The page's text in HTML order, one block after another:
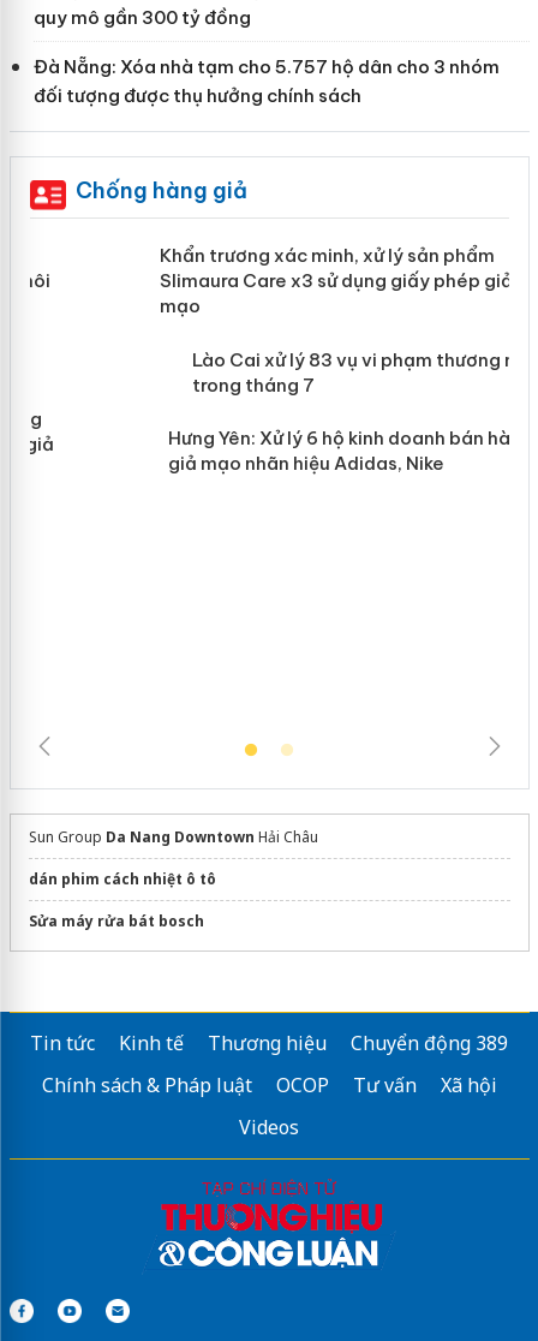
quy mô gần 300 tỷ đồng
Đà Nẵng: Xóa nhà tạm cho 5.757 hộ dân cho 3 nhóm
đối tượng được thụ hưởng chính sách
Chống hàng giả
Khẩn trương xác minh, xử lý sản phẩm
Slimaura Care x3 sử dụng giấy phép
giả mạo
mại trong tháng 7
Sun Group Da Nang Downtown Hải Châu
dán phim cách nhiệt ô tô
Sửa máy rửa bát bosch
Tin tức Kinh tế Thương hiệu
Chuyển động 389
Chính sách & Pháp luật
OCOP Tư vấn
Xã hội
Videos